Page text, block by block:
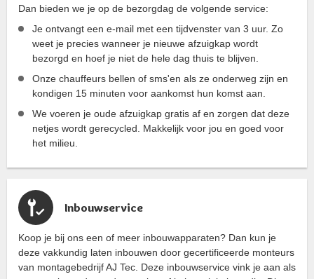
Dan bieden we je op de bezorgdag de volgende service:
Je ontvangt een e-mail met een tijdvenster van 3 uur. Zo
weet je precies wanneer je nieuwe afzuigkap wordt
bezorgd en hoef je niet de hele dag thuis te blijven.
Onze chauffeurs bellen of sms'en als ze onderweg zijn en
kondigen 15 minuten voor aankomst hun komst aan.
We voeren je oude afzuigkap gratis af en zorgen dat deze
netjes wordt gerecycled. Makkelijk voor jou en goed voor
het milieu.
Inbouwservice
Koop je bij ons een of meer inbouwapparaten? Dan kun je
deze vakkundig laten inbouwen door gecertificeerde monteurs
van montagebedrijf AJ Tec. Deze inbouwservice vink je aan als